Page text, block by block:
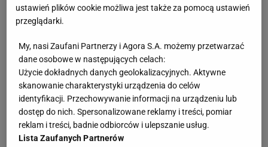
nich jest absolutnym ulubieńcem trenera i nie chodzi
o Polaka, z którym Niemiec pracował już w
Monachium.
Oto pupilek Hansiego Flicka w Barcelonie.
"Zakochany"
Kataloński "Sport" wskazuje, że najbardziej lubianym
przez Flicka zawodnikiem jest Raphinha. Brazylijczyk
ustawień plików cookie możliwa jest także za pomocą ustawień
przeglądarki.
My, nasi Zaufani Partnerzy i Agora S.A. możemy przetwarzać
dane osobowe w następujących celach:
Użycie dokładnych danych geolokalizacyjnych. Aktywne
skanowanie charakterystyki urządzenia do celów
identyfikacji. Przechowywanie informacji na urządzeniu lub
dostęp do nich. Spersonalizowane reklamy i treści, pomiar
reklam i treści, badnie odbiorców i ulepszanie usług.
Lista Zaufanych Partnerów